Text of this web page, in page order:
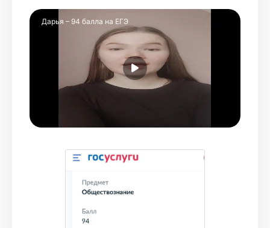
проиллюстрировать все на простых и
забавных примерах. На протяжении года в
ЛС устраивались всякие классные
викторины, помогающие закрепить
разыгрывали пиццу и прочие вкусняшки! Я
вообще есть такая практика, мне это
Я могу ещё очень долго рассказывать о
Дарья – 94 балла на ЕГЭ